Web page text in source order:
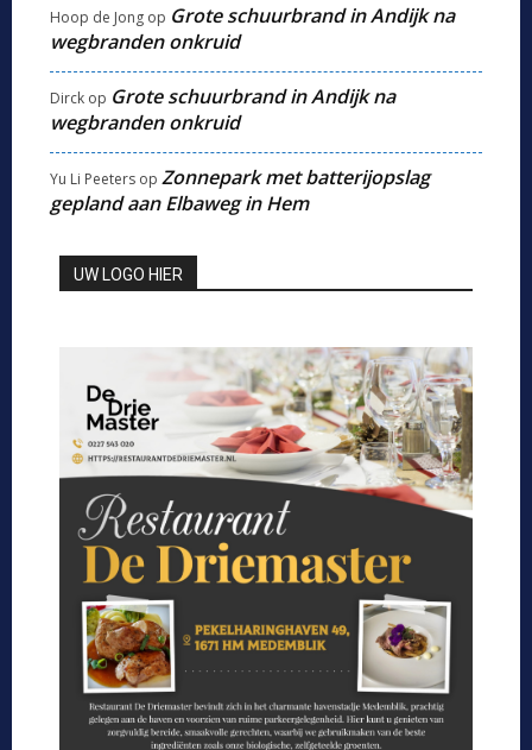
Hoop de Jong op Grote schuurbrand in Andijk na
wegbranden onkruid
Dirck op Grote schuurbrand in Andijk na
wegbranden onkruid
Yu Li Peeters op Zonnepark met batterijopslag
gepland aan Elbaweg in Hem
UW LOGO HIER